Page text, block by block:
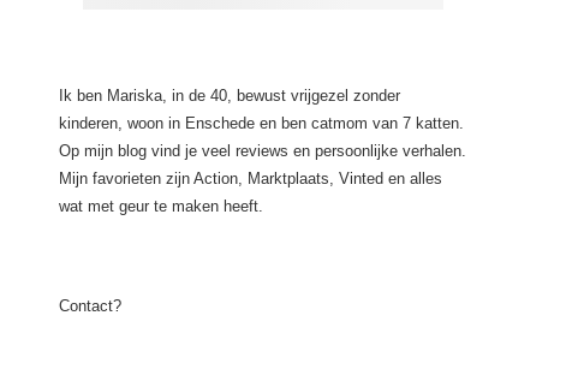
Ik ben Mariska, in de 40, bewust vrijgezel zonder
kinderen, woon in Enschede en ben catmom van 7 katten.
Op mijn blog vind je veel reviews en persoonlijke verhalen.
Mijn favorieten zijn Action, Marktplaats, Vinted en alles
wat met geur te maken heeft.
Contact?